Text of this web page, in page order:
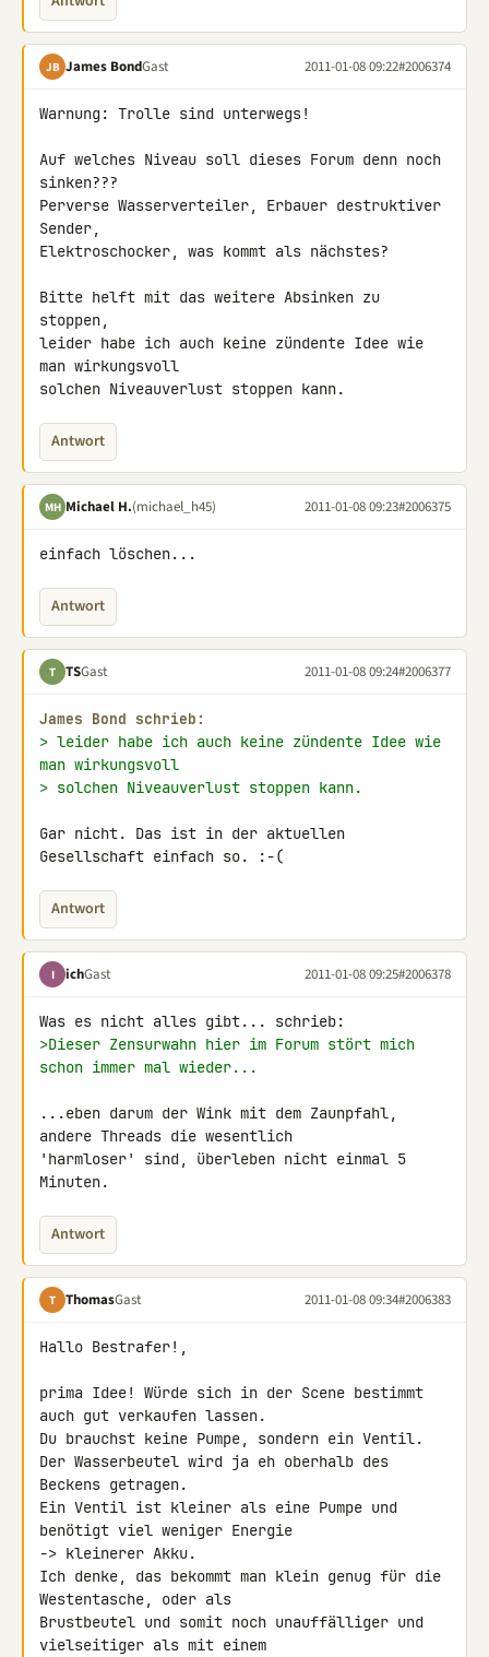
JB James BondGast 2011-01-08 09:22#2006374
Warnung: Trolle sind unterwegs!
Auf welches Niveau soll dieses Forum denn noch
sinken???
Perverse Wasserverteiler, Erbauer destruktiver
Sender,
Elektroschocker, was kommt als nächstes?
Bitte helft mit das weitere Absinken zu
stoppen,
leider habe ich auch keine zündente Idee wie
man wirkungsvoll
solchen Niveauverlust stoppen kann.
Antwort
MH Michael H.(michael_h45) 2011-01-08 09:23#2006375
einfach löschen...
Antwort
T TSGast 2011-01-08 09:24#2006377
James Bond schrieb:
> leider habe ich auch keine zündente Idee wie
man wirkungsvoll
> solchen Niveauverlust stoppen kann.
Gar nicht. Das ist in der aktuellen
Gesellschaft einfach so. :-(
Antwort
I ichGast 2011-01-08 09:25#2006378
>Dieser Zensurwahn hier im Forum stört mich
schon immer mal wieder...
...eben darum der Wink mit dem Zaunpfahl,
andere Threads die wesentlich
'harmloser' sind, überleben nicht einmal 5
Minuten.
Antwort
T ThomasGast 2011-01-08 09:34#2006383
Hallo Bestrafer!,
prima Idee! Würde sich in der Scene bestimmt
auch gut verkaufen lassen.
Du brauchst keine Pumpe, sondern ein Ventil.
Der Wasserbeutel wird ja eh oberhalb des
Beckens getragen.
Ein Ventil ist kleiner als eine Pumpe und
benötigt viel weniger Energie
-> kleinerer Akku.
Ich denke, das bekommt man klein genug für die
Westentasche, oder als
Brustbeutel und somit noch unauffälliger und
vielseitiger als mit einem